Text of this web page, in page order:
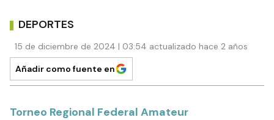
DEPORTES
15 de diciembre de 2024 | 03:54 actualizado hace 2 años
Añadir como fuente en
Torneo Regional Federal Amateur